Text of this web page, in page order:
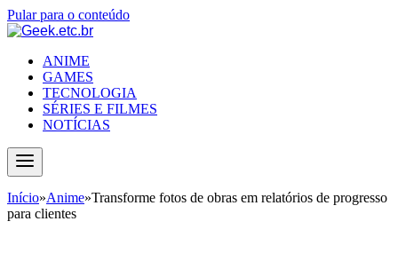
Pular para o conteúdo
ANIME
GAMES
TECNOLOGIA
SÉRIES E FILMES
NOTÍCIAS
Início»Anime»Transforme fotos de obras em relatórios de progresso
para clientes